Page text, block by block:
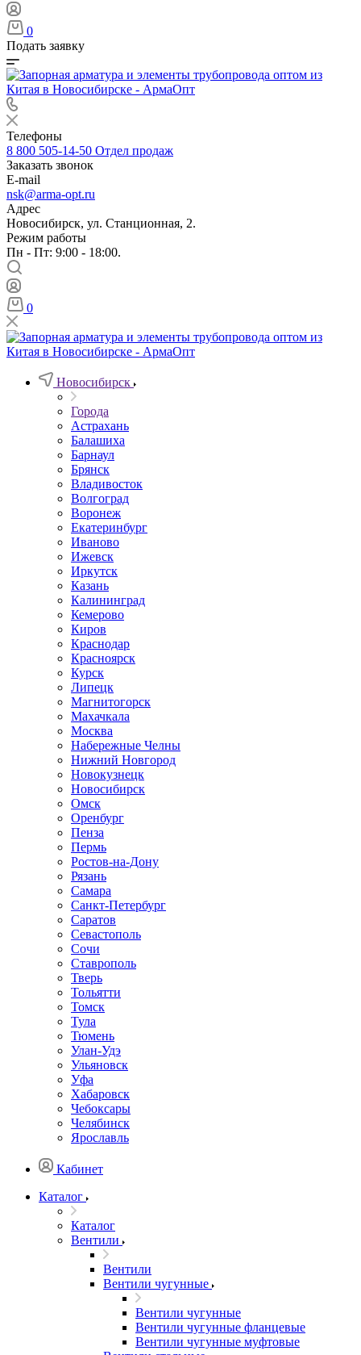
0
Подать заявку
Телефоны
8 800 505-14-50 Отдел продаж
Заказать звонок
E-mail
nsk@arma-opt.ru
Адрес
Новосибирск, ул. Станционная, 2.
Режим работы
Пн - Пт: 9:00 - 18:00.
0
Новосибирск
Города
Астрахань
Балашиха
Барнаул
Брянск
Владивосток
Волгоград
Воронеж
Екатеринбург
Иваново
Ижевск
Иркутск
Казань
Калининград
Кемерово
Киров
Краснодар
Красноярск
Курск
Липецк
Магнитогорск
Махачкала
Москва
Набережные Челны
Нижний Новгород
Новокузнецк
Новосибирск
Омск
Оренбург
Пенза
Пермь
Ростов-на-Дону
Рязань
Самара
Санкт-Петербург
Саратов
Севастополь
Сочи
Ставрополь
Тверь
Тольятти
Томск
Тула
Тюмень
Улан-Удэ
Ульяновск
Уфа
Хабаровск
Чебоксары
Челябинск
Ярославль
Кабинет
Каталог
Каталог
Вентили
Вентили
Вентили чугунные
Вентили чугунные
Вентили чугунные фланцевые
Вентили чугунные муфтовые